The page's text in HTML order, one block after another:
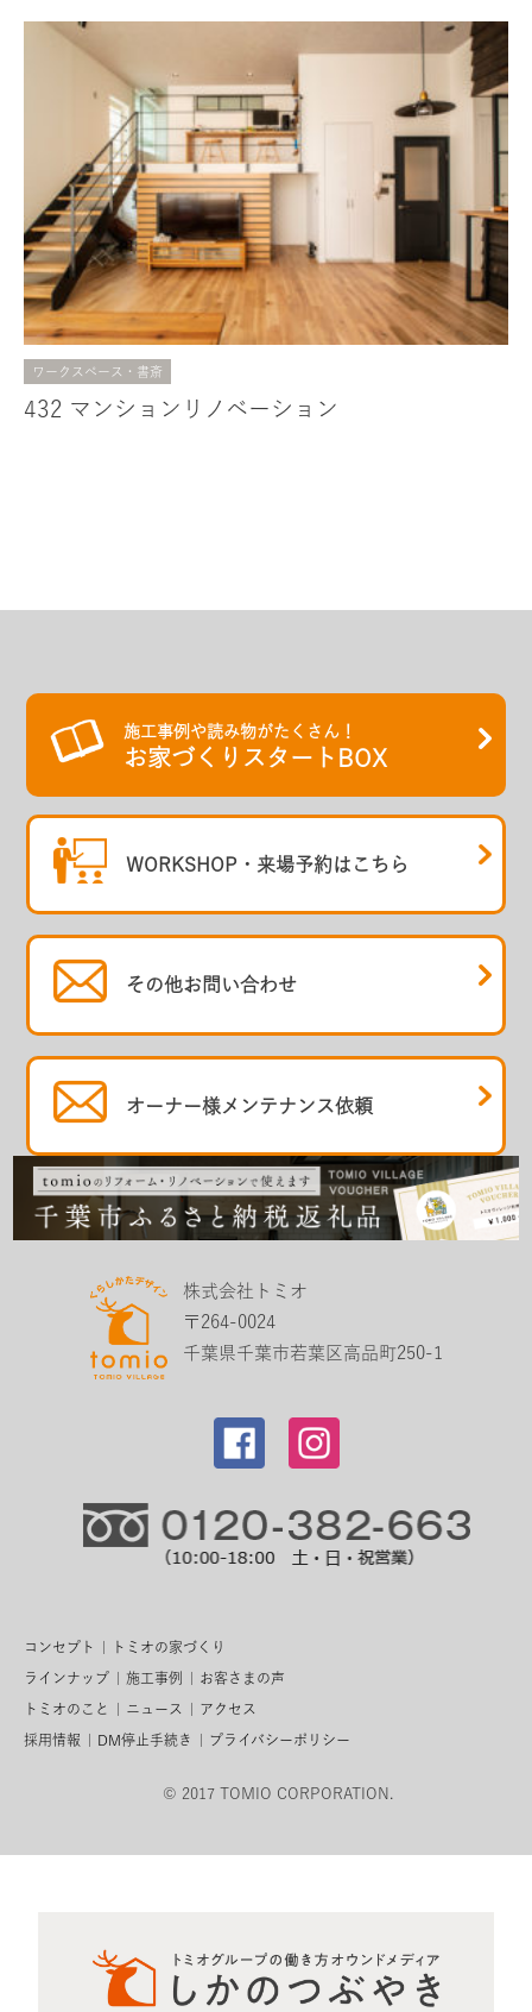
ワークスペース・書斎
432 マンションリノベーション
施工事例や読み物がたくさん！
お家づくりスタートBOX
WORKSHOP・ 来場予約はこちら
その他お問い合わせ
オーナー様メンテナンス依頼
株式会社トミオ
〒264-0024
千葉県千葉市若葉区高品町250-1
コンセプト トミオの家づくり
ラインナップ 施工事例 お客さまの声
トミオのこと ニュース アクセス
採用情報 DM停止手続き プライバシーポリシー
© 2017 TOMIO CORPORATION.